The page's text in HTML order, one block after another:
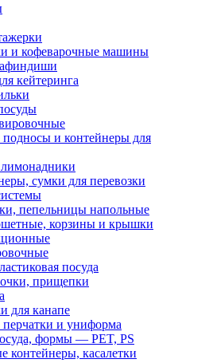
и кофеварочные машины
кейтеринга
и контейнеры для
сумки для перевозки
пепельницы напольные
корзины и крышки
посуда
прищепки
для канапе
и униформа
формы — PET, PS
касалетки